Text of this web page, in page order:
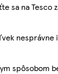
sa na Tesco
spôsobom